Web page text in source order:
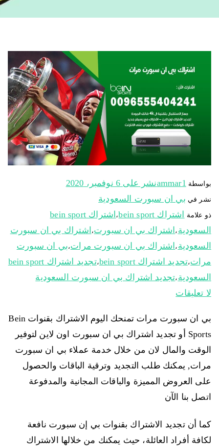
بواسطة ammar1نشر على 6 نوفمبر، 2020
نشر في بي ان سبورت السعودية
ذو علامة اشتراك bein sport ،
اشتراك bein sport
السعودية ، اشتراك بي ان سبورت، اشتراك بي ان سبورت
السعودية ، اشتراك بي ان سبورت مرات،بي ان سبورت
مرات،تجديد اشتراك bein sport ،
تجديد اشتراك bein sport
السعودية ،تجديد اشتراك بي ان سبورت السعودية
لا تعليقات
بي ان سبورت مرات تمنحك اليوم الاشتراك بقنوات Bein
Sports أو تجديد اشتراك بي ان سبورت اون لاين لتوفير
الوقت والمال لان من خلال خدمة عملاء بي ان سبورت
مرات, يمكنك طلب التجديد وترقية الباقات والحصول
على العروض المميزة والباقات المجانية والمدفوعة
اتصل بنا الآن
كما أن تجديد الاشتراك بقنوات بي إن سبورت نافعة
لكافة أفراد العائلة، حيث يمكنك من خلالها الاشتراك